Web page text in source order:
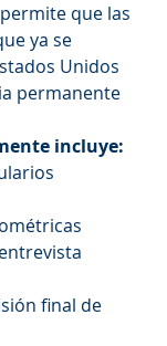
que las
ya se
Unidos
permanente
incluye:
final de